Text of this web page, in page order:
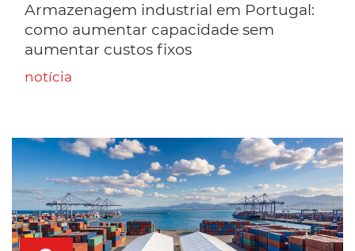
Armazenagem industrial em Portugal:
como aumentar capacidade sem
aumentar custos fixos
notícia